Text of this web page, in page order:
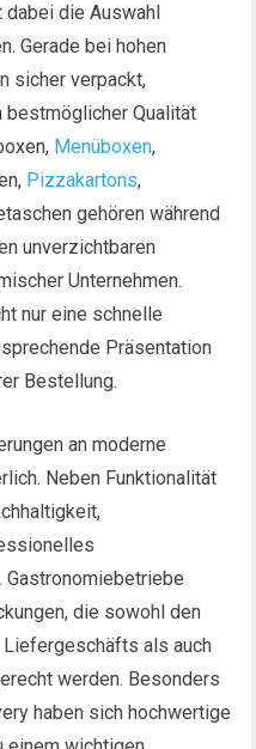
die Auswahl
Gerade bei hohen
sicher verpackt,
bestmöglicher Qualität
Menüboxen,
Pizzakartons,
gehören während
unverzichtbaren
Unternehmen.
nur eine schnelle
Präsentation
Bestellung.
an moderne
Neben Funktionalität
Gastronomiebetriebe
die sowohl den
als auch
werden. Besonders
haben sich hochwertige